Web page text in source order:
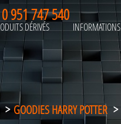
0 951 747 540
DÉRIVÉS INFORMATIONS
> GOODIES HARRY POTTER >